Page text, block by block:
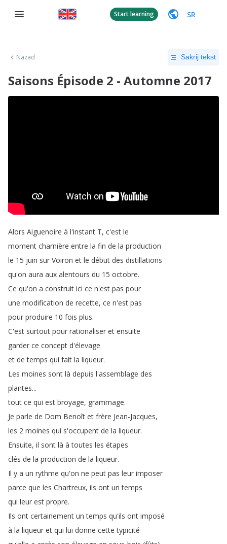
Start learning SR
Nazad Sakrij tekst
Saisons Épisode 2 - Automne 2017
Alors Aiguenoire à l'instant T, c'est le
moment charnière entre la fin de la production
le 15 juin sur Voiron et le début des distillations
qu'on aura aux alentours du 15 octobre.
Ce qu'on a construit ici ce n'est pas pour
une modification de recette, ce n'est pas
pour produire 10 fois plus.
C'est surtout pour rationaliser et ensuite
garder ce concept d'élevage
et de temps qui fait la liqueur.
Les moines sont là depuis l'assemblage des
plantes...
tout ce qui est broyage, grammage.
Je parle de Dom Benoît et frère Jean-Jacques,
les 2 moines qui s'occupent de la liqueur.
Ensuite, il sont là à toutes les étapes
clés de la production de la liqueur.
Il y a un rythme qu'on ne peut pas leur imposer
parce que les Chartreux, ils ont un temps
qui leur est propre.
Ils ont certainement un temps qu'ils ont imposé
à la liqueur et qui lui donne cette typicité